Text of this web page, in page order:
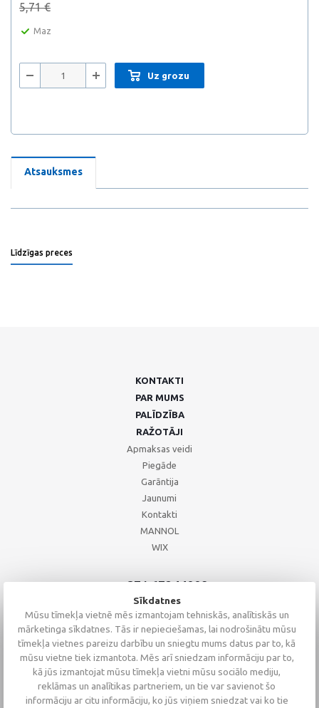
5,71 €
Maz
Uz grozu
Atsauksmes
Līdzīgas preces
KONTAKTI
PAR MUMS
PALĪDZĪBA
RAŽOTĀJI
Apmaksas veidi
Piegāde
Garāntija
Jaunumi
Kontakti
MANNOL
WIX
+371 67244008
+371 67271055
+371 26002793
Sīkdatnes
Mūsu tīmekļa vietnē mēs izmantojam tehniskās, analītiskās un
mārketinga sīkdatnes. Tās ir nepieciešamas, lai nodrošinātu mūsu
tīmekļa vietnes pareizu darbību un sniegtu mums datus par to, kā
mūsu vietne tiek izmantota. Mēs arī sniedzam informāciju par to,
kā jūs izmantojat mūsu tīmekļa vietni mūsu sociālo mediju,
reklāmas un analītikas partneriem, un tie var savienot šo
informāciju ar citu informāciju, ko jūs viņiem sniedzat vai ko tie